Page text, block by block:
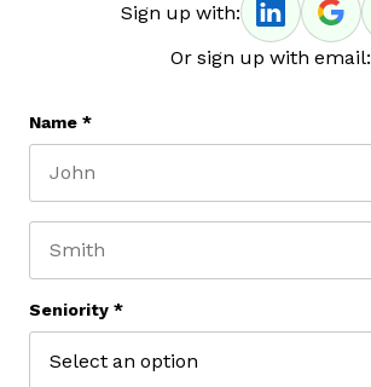
Sign up with:
Or sign up with email:
Name *
Seniority *